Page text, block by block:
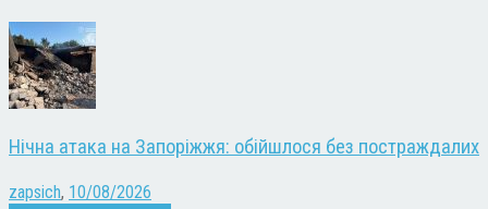
Нічна атака на Запоріжжя: обійшлося без постраждалих
zapsich, 10/08/2026